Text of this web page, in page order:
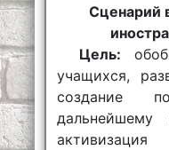
Сценарий
Цель:
учащихся,
создание
дальнейшему